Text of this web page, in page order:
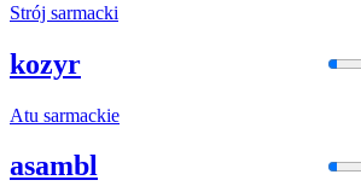
Strój sarmacki
kozyr
Atu sarmackie
asambl